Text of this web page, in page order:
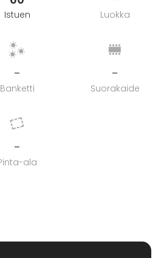
Istuen Luokka
-
Banketti
-
Suorakaide
-
ala